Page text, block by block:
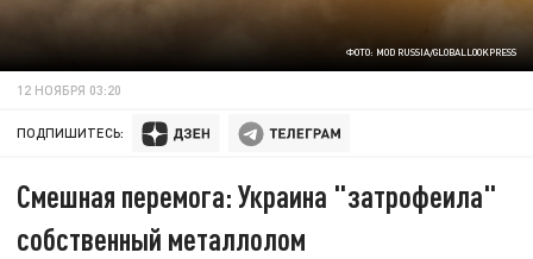
ФОТО: MOD RUSSIA/GLOBALLOOKPRESS
12 НОЯБРЯ 03:20
ПОДПИШИТЕСЬ:
Смешная перемога: Украина "затрофеила"
собственный металлолом